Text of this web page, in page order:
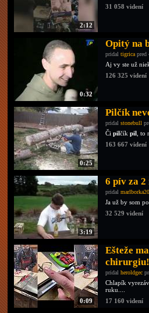
2:12
31 058 videní
0:32
Opitý na
pridal tigrica pred
Aj vy ste už
126 325 videní
0:25
Pilčík
pridal stonebull
Či pilčík pil ,
163 667 videní
3:19
6 pív za
pridal marlborka20
Ja už by som
32 529 videní
0:09
Ešteže
chirurgiu!
pridal heroldgec
Chlapík
ruku....
17 160 videní